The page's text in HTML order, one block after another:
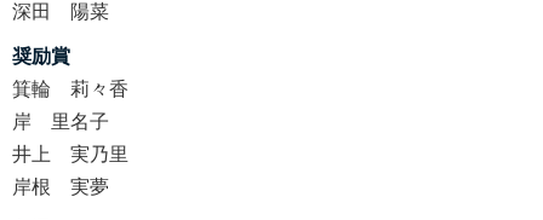
深田 陽菜
奨励賞
箕輪 莉々香
岸 里名子
井上 実乃里
岸根 実夢